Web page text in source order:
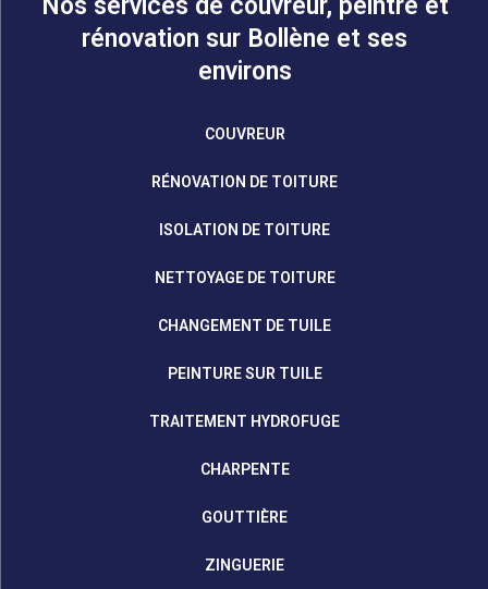
Nos services de couvreur, peintre et
rénovation sur Bollène et ses
environs
COUVREUR
RÉNOVATION DE TOITURE
ISOLATION DE TOITURE
NETTOYAGE DE TOITURE
CHANGEMENT DE TUILE
PEINTURE SUR TUILE
TRAITEMENT HYDROFUGE
CHARPENTE
GOUTTIÈRE
ZINGUERIE